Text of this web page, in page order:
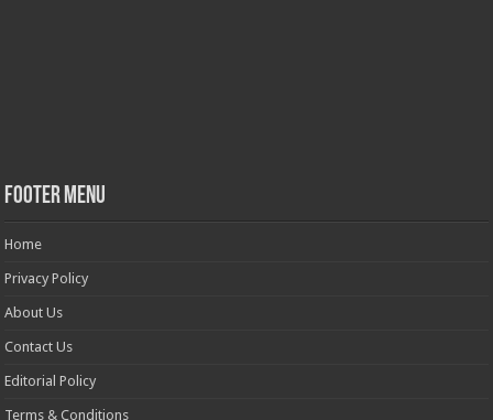
Footer Menu
Home
Privacy Policy
About Us
Contact Us
Editorial Policy
Terms & Conditions